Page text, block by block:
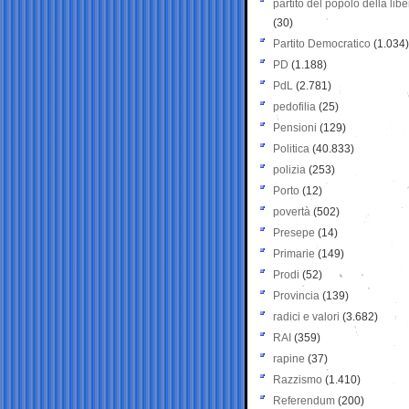
partito del popolo della
(30)
Partito Democratico (1.034)
PD (1.188)
PdL (2.781)
pedofilia (25)
Pensioni (129)
Politica (40.833)
polizia (253)
Porto (12)
povertà (502)
Presepe (14)
Primarie (149)
Prodi (52)
Provincia (139)
radici e valori (3.682)
RAI (359)
rapine (37)
Razzismo (1.410)
Referendum (200)